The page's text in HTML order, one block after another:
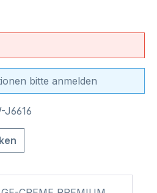
bitte anmelden
J6616